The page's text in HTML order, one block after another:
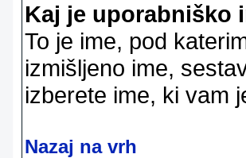
Kaj je uporabniško
To je ime, pod
izmišljeno ime,
izberete ime, ki vam
Nazaj na vrh